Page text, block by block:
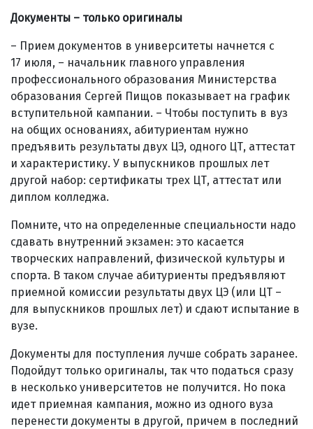
Документы – только оригиналы
– Прием документов в университеты начнется с
17 июля, – начальник главного управления
профессионального образования Министерства
образования Сергей Пищов показывает на график
вступительной кампании. – Чтобы поступить в вуз
на общих основаниях, абитуриентам нужно
предъявить результаты двух ЦЭ, одного ЦТ, аттестат
и характеристику. У выпускников прошлых лет
другой набор: сертификаты трех ЦТ, аттестат или
диплом колледжа.
Помните, что на определенные специальности надо
сдавать внутренний экзамен: это касается
творческих направлений, физической культуры и
спорта. В таком случае абитуриенты предъявляют
приемной комиссии результаты двух ЦЭ (или ЦТ –
для выпускников прошлых лет) и сдают испытание в
вузе.
Документы для поступления лучше собрать заранее.
Подойдут только оригиналы, так что податься сразу
в несколько университетов не получится. Но пока
идет приемная кампания, можно из одного вуза
перенести документы в другой, причем в последний